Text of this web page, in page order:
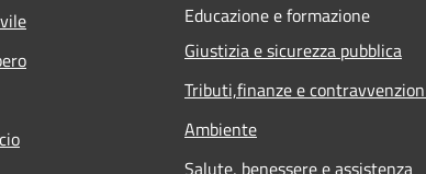
Educazione e formazione
Giustizia e sicurezza pubblica
Tributi,finanze e
Ambiente
Salute, benessere e assistenza